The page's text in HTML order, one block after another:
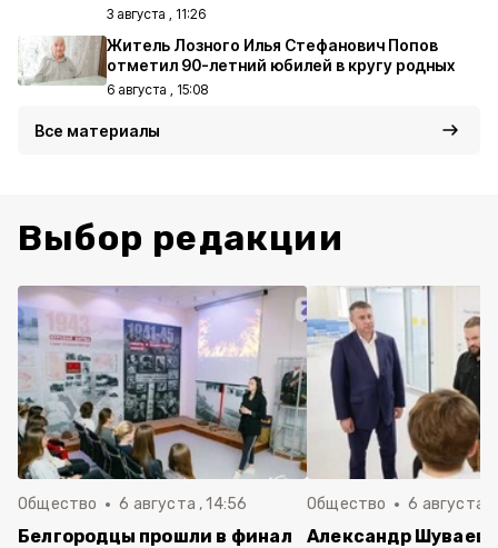
3 августа , 11:26
Житель Лозного Илья Стефанович Попов
отметил 90-летний юбилей в кругу родных
6 августа , 15:08
Все материалы
Выбор редакции
Общество 6 августа , 14:56
Белгородцы прошли в финал
Общество 6 августа ,
Александр Шуваев